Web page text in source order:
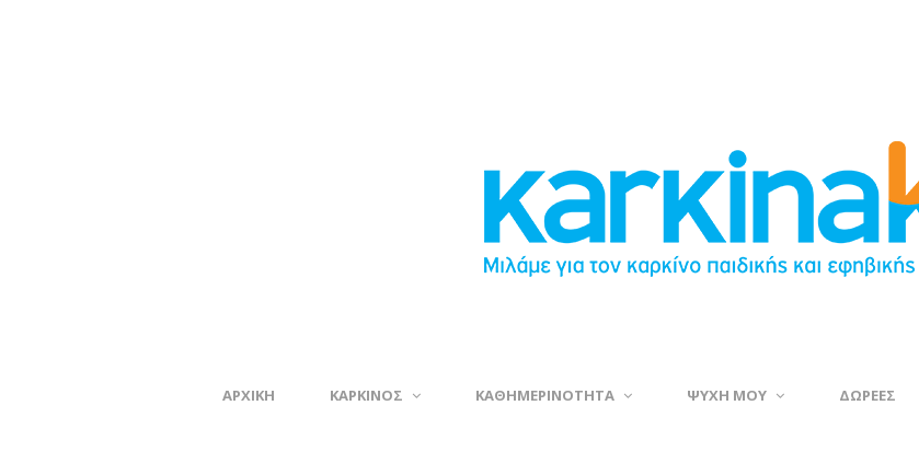
ΑΡΧΙΚΗ ΚΑΡΚΙΝΟΣ ΚΑΘΗΜΕΡΙΝΟΤΗΤΑ ΨΥΧΗ ΜΟΥ ΔΩΡΕΕΣ